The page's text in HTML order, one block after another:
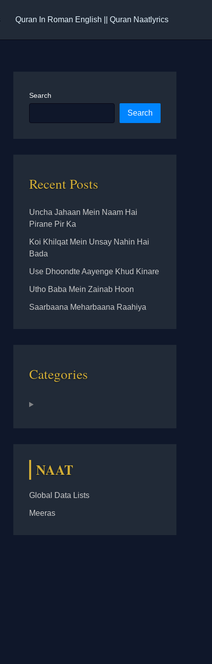
Quran In Roman English || Quran Naatlyrics
Search
Search
Recent Posts
Uncha Jahaan Mein Naam Hai
Pirane Pir Ka
Koi Khilqat Mein Unsay Nahin Hai
Bada
Use Dhoondte Aayenge Khud Kinare
Utho Baba Mein Zainab Hoon
Saarbaana Meharbaana Raahiya
Categories
NAAT
Global Data Lists
Meeras